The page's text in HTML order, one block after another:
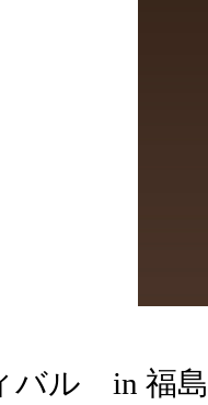
バル in 福島